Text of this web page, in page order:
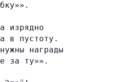
изрядно
в пустоту.
награды
за ту»».